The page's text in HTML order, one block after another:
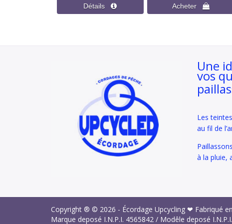
Une
vos
Les
au fil de
à la pluie,
Copyright ® © 2026 - Écordage Upcycling ❤ Fabriqué
Marque deposé I.N.P.I. 4565842 / Modêle deposé I.N.P.I.